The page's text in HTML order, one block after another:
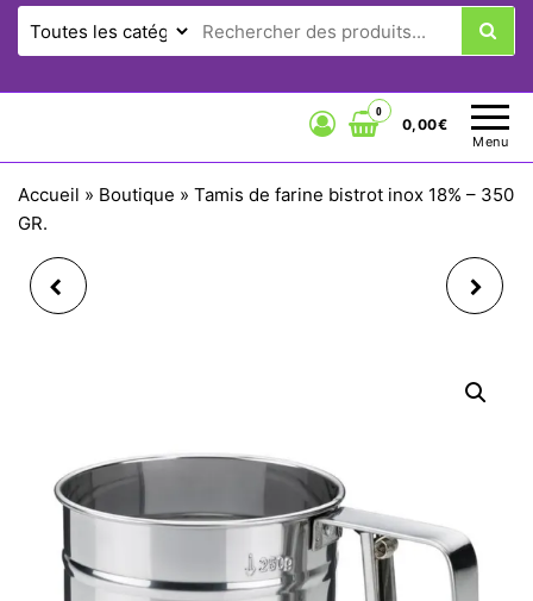
Menu
0
0,00€
Accueil » Boutique » Tamis de farine bistrot inox 18% – 350
GR.